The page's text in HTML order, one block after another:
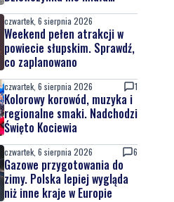
kasku
czwartek, 6 sierpnia 2026
Weekend pełen atrakcji w
powiecie słupskim. Sprawdź,
co zaplanowano
czwartek, 6 sierpnia 2026 1
Kolorowy korowód, muzyka i
regionalne smaki. Nadchodzi
Święto Kociewia
czwartek, 6 sierpnia 2026 6
Gazowe przygotowania do
zimy. Polska lepiej wygląda
niż inne kraje w Europie